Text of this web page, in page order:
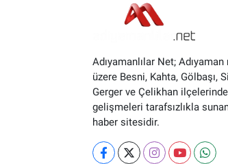
Adıyamanlılar Net;
üzere Besni, Kahta, Gölbaşı,
Gerger ve Çelikhan
gelişmeleri tarafsızlıkla
haber sitesidir.